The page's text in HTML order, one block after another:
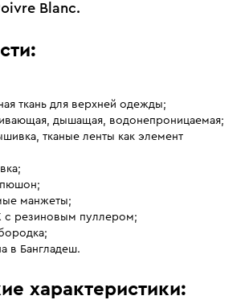
Blanc.
ткань для верхней одежды;
дышащая, водонепроницаемая;
тканые ленты как элемент
манжеты;
с резиновым пуллером;
в Бангладеш.
характеристики: